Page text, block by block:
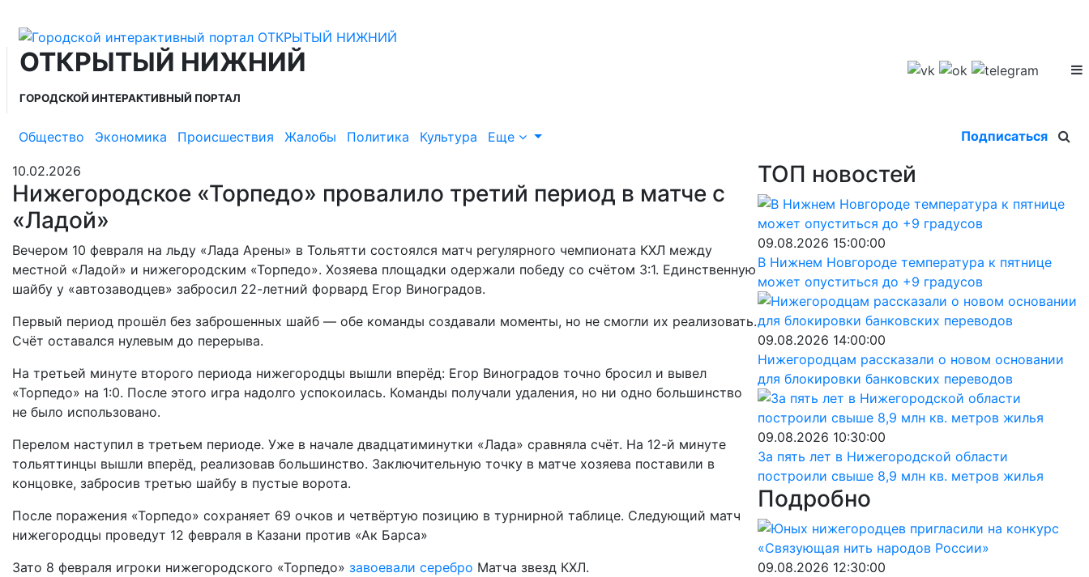
ОТКРЫТЫЙ НИЖНИЙ
ГОРОДСКОЙ ИНТЕРАКТИВНЫЙ ПОРТАЛ
Общество Экономика Происшествия Жалобы Политика Культура Еще Подписаться
10.02.2026
Нижегородское «Торпедо» провалило третий период в матче с
«Ладой»
Вечером 10 февраля на льду «Лада Арены» в Тольятти состоялся матч регулярного чемпионата КХЛ между
местной «Ладой» и нижегородским «Торпедо». Хозяева площадки одержали победу со счётом 3:1. Единственную
шайбу у «автозаводцев» забросил 22-летний форвард Егор Виноградов.
Первый период прошёл без заброшенных шайб — обе команды создавали моменты, но не смогли их реализовать.
Счёт оставался нулевым до перерыва.
На третьей минуте второго периода нижегородцы вышли вперёд: Егор Виноградов точно бросил и вывел
«Торпедо» на 1:0. После этого игра надолго успокоилась. Команды получали удаления, но ни одно большинство
не было использовано.
Перелом наступил в третьем периоде. Уже в начале двадцатиминутки «Лада» сравняла счёт. На 12-й минуте
тольяттинцы вышли вперёд, реализовав большинство. Заключительную точку в матче хозяева поставили в
концовке, забросив третью шайбу в пустые ворота.
После поражения «Торпедо» сохраняет 69 очков и четвёртую позицию в турнирной таблице. Следующий матч
нижегородцы проведут 12 февраля в Казани против «Ак Барса»
Зато 8 февраля игроки нижегородского «Торпедо» завоевали серебро Матча звезд КХЛ.
ТОП новостей
09.08.2026 15:00:00
В Нижнем Новгороде температура к пятнице
может опуститься до +9 градусов
09.08.2026 14:00:00
Нижегородцам рассказали о новом основании
для блокировки банковских переводов
09.08.2026 10:30:00
За пять лет в Нижегородской области
построили свыше 8,9 млн кв. метров жилья
Подробно
09.08.2026 12:30:00